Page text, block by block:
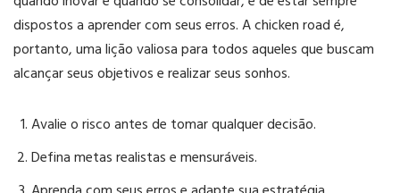
dispostos a aprender com seus erros. A chicken road é,
portanto, uma lição valiosa para todos aqueles que buscam
alcançar seus objetivos e realizar seus sonhos.
Avalie o risco antes de tomar qualquer decisão.
Defina metas realistas e mensuráveis.